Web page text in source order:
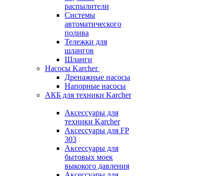
распылители
Системы
автоматического
полива
Тележки для
шлангов
Шланги
Насосы Karcher
Дренажные насосы
Напорные насосы
АКБ для техники Karcher
Аксессуары для
техники Karcher
Аксессуары для FP
303
Аксессуары для
бытовых моек
выкокого давления